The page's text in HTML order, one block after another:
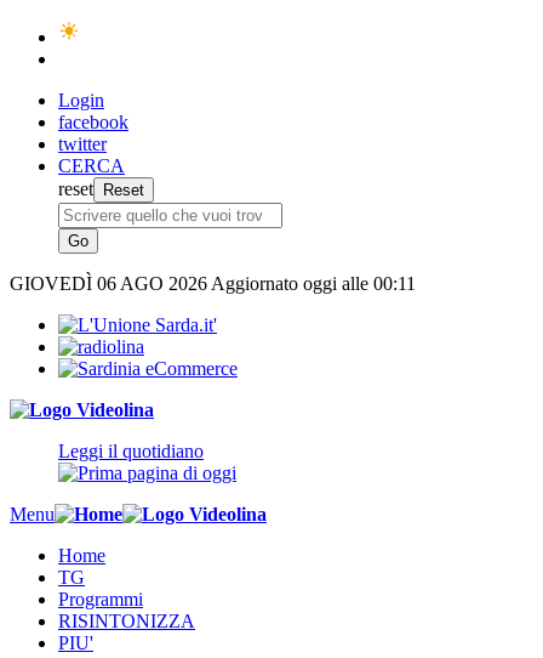
Login
facebook
twitter
CERCA
reset
GIOVEDÌ 06 AGO 2026 Aggiornato oggi alle 00:11
Leggi il quotidiano
Menu
Home
TG
Programmi
RISINTONIZZA
PIU'